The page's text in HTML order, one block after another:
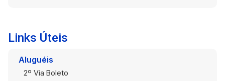
Links Úteis
Aluguéis
2º Via Boleto